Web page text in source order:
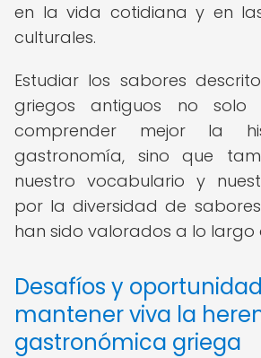
en la vida cotidiana y en
culturales.
Estudiar los sabores
griegos antiguos no
comprender mejor la
gastronomía, sino que
nuestro vocabulario y
por la diversidad de
han sido valorados a lo largo
Desafíos y
mantener viva la
gastronómica griega